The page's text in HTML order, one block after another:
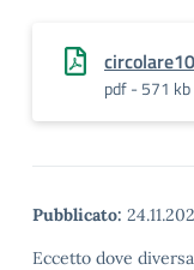
pdf - 571 kb
Pubblicato:
Eccetto dove